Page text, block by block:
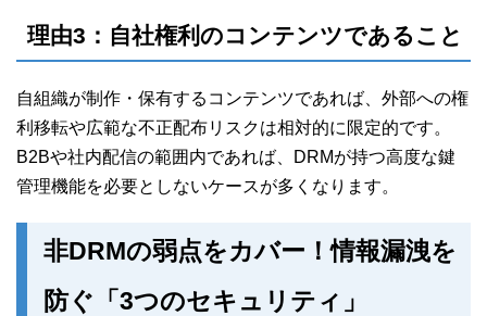
理由3：自社権利のコンテンツであること
自組織が制作・保有するコンテンツであれば、外部への権
利移転や広範な不正配布リスクは相対的に限定的です。
B2Bや社内配信の範囲内であれば、DRMが持つ高度な鍵
管理機能を必要としないケースが多くなります。
非DRMの弱点をカバー！情報漏洩を
防ぐ「3つのセキュリティ」